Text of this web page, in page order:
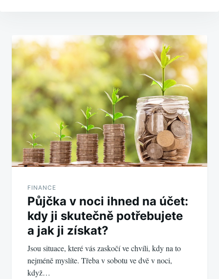
Navigace
pro
příspěvek
FINANCE
Půjčka v noci ihned na účet:
kdy ji skutečně potřebujete
a jak ji získat?
Jsou situace, které vás zaskočí ve chvíli, kdy na to
nejméně myslíte. Třeba v sobotu ve dvě v noci,
když…